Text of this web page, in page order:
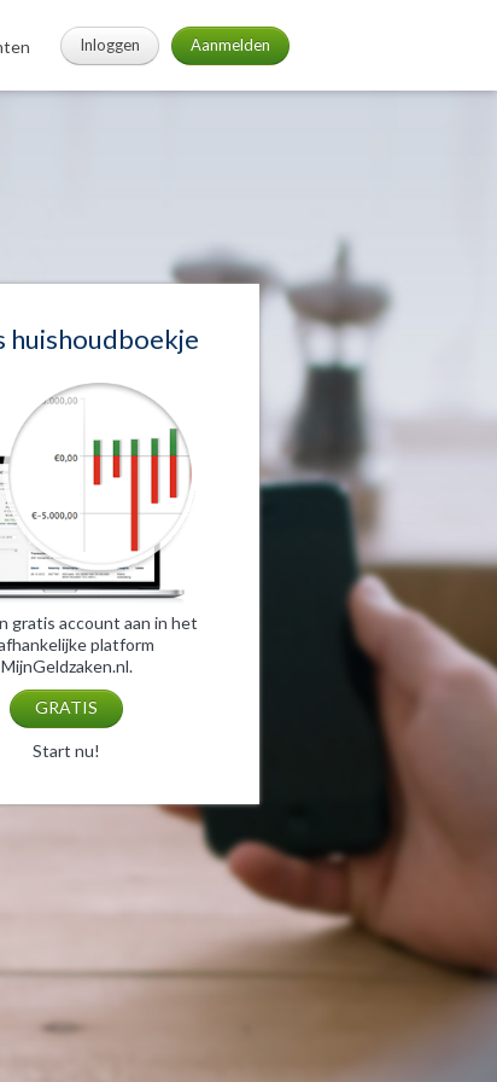
Inloggen Aanmelden
huishoudboekje
gratis account aan in het
platform
MijnGeldzaken.nl.
GRATIS
Start nu!